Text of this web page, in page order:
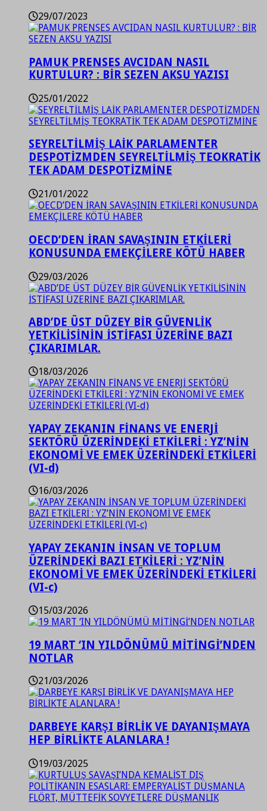
29/07/2023
PAMUK PRENSES AVCIDAN NASIL
KURTULUR? : BİR SEZEN AKSU YAZISI
25/01/2022
SEYRELTİLMİŞ LAİK PARLAMENTER
DESPOTİZMDEN SEYRELTİLMİŞ TEOKRATİK
TEK ADAM DESPOTİZMİNE
21/01/2022
OECD’DEN İRAN SAVAŞININ ETKİLERİ
KONUSUNDA EMEKÇİLERE KÖTÜ HABER
29/03/2026
ABD’DE ÜST DÜZEY BİR GÜVENLİK
YETKİLİSİNİN İSTİFASI ÜZERİNE BAZI
ÇIKARIMLAR.
18/03/2026
YAPAY ZEKANIN FİNANS VE ENERJİ
SEKTÖRÜ ÜZERİNDEKİ ETKİLERİ : YZ’NİN
EKONOMİ VE EMEK ÜZERİNDEKİ ETKİLERİ
(VI-d)
16/03/2026
YAPAY ZEKANIN İNSAN VE TOPLUM
ÜZERİNDEKİ BAZI ETKİLERİ : YZ’NİN
EKONOMİ VE EMEK ÜZERİNDEKİ ETKİLERİ
(VI-c)
15/03/2026
19 MART ‘IN YILDÖNÜMÜ MİTİNGİ’NDEN
NOTLAR
21/03/2026
DARBEYE KARŞI BİRLİK VE DAYANIŞMAYA
HEP BİRLİKTE ALANLARA !
19/03/2025